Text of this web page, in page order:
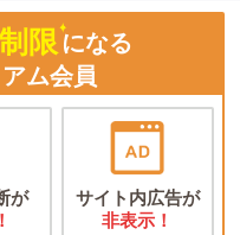
限になる
ム会員
が
サイト内広告が
非表示！